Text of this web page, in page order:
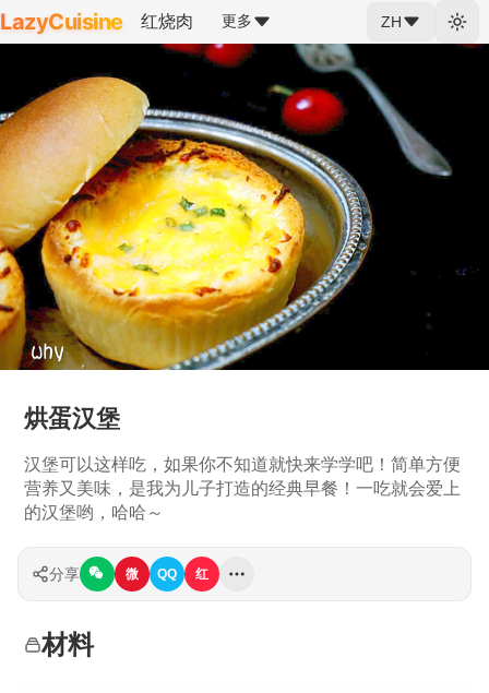
LazyCuisine 红烧肉 更多 ZH
烘蛋汉堡
汉堡可以这样吃，如果你不知道就快来学学吧！简单方便
营养又美味，是我为儿子打造的经典早餐！一吃就会爱上
的汉堡哟，哈哈～
分享 微 QQ 红
材料